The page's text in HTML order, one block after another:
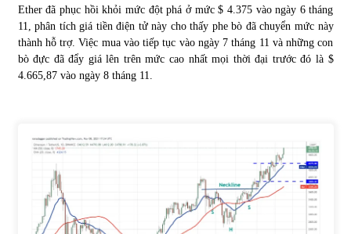
Ether đã phục hồi khỏi mức đột phá ở mức $ 4.375 vào ngày 6 tháng
11, phân tích giá tiền điện tử này cho thấy phe bò đã chuyển mức này
thành hỗ trợ. Việc mua vào tiếp tục vào ngày 7 tháng 11 và những con
bò đực đã đẩy giá lên trên mức cao nhất mọi thời đại trước đó là $
4.665,87 vào ngày 8 tháng 11.